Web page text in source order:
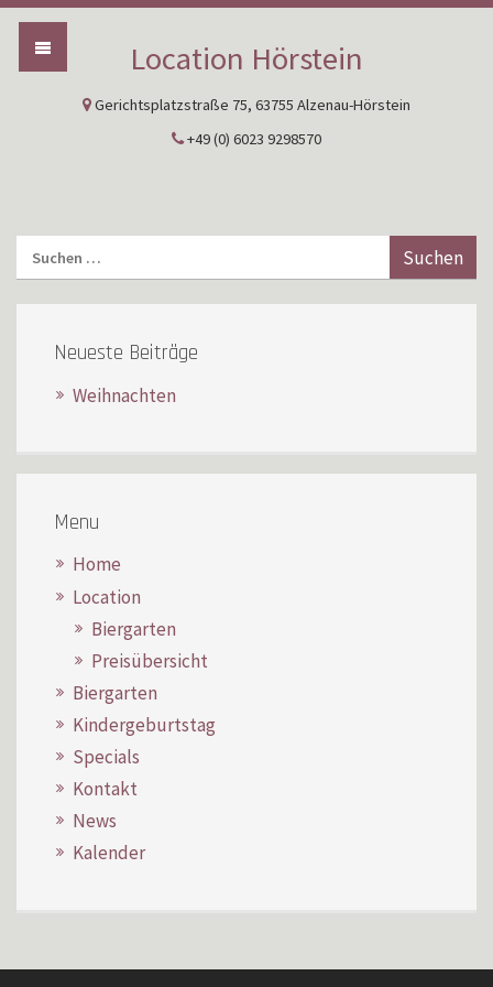
Location Hörstein
Gerichtsplatzstraße 75, 63755 Alzenau-Hörstein
+49 (0) 6023 9298570
Neueste Beiträge
Weihnachten
Menu
Home
Location
Biergarten
Preisübersicht
Biergarten
Kindergeburtstag
Specials
Kontakt
News
Kalender